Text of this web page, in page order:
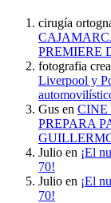
cirugía
PREMIERE
fotografia
Liverpool y
Gus en CINE
PREPARA
Julio en ¡El
70!
Julio en ¡El
70!